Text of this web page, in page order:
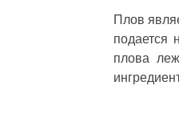
Плов
подается
плова